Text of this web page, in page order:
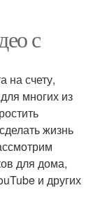
с
на счету,
многих из
жизнь
для дома,
и других